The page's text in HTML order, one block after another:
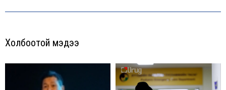
Холбоотой мэдээ